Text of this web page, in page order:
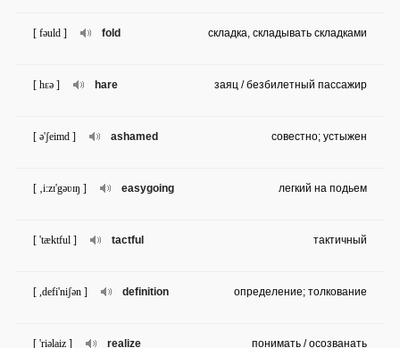
fold
[ fəuld ] складка, складывать складками
hare
[ hɛə ] заяц / безбилетный пассажир
ashamed
[ ə'ʃeimd ] совестно; устыжен
easygoing
[ ‚i:zɪ'gəʋɪŋ ] легкий на подьем
tactful
[ 'tæktful ] тактичный
definition
[ ,defi'niʃən ] определение; толкование
realize
[ 'riəlaiz ] понимать / осозванать